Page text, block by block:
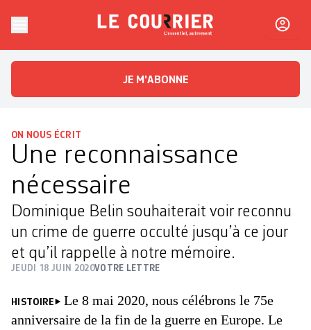
Le CourrierL'essentiel, autrement
JE M'ABONNE
ON NOUS ÉCRIT
Une reconnaissance
nécessaire
Dominique Belin souhaiterait voir reconnu
un crime de guerre occulté jusqu’à ce jour
et qu’il rappelle à notre mémoire.
JEUDI 18 JUIN 2020VOTRE LETTRE
HISTOIRE
Le 8 mai 2020, nous célébrons le 75e
anniversaire de la fin de la guerre en Europe. Le